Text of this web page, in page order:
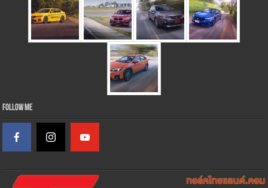
Follow Me